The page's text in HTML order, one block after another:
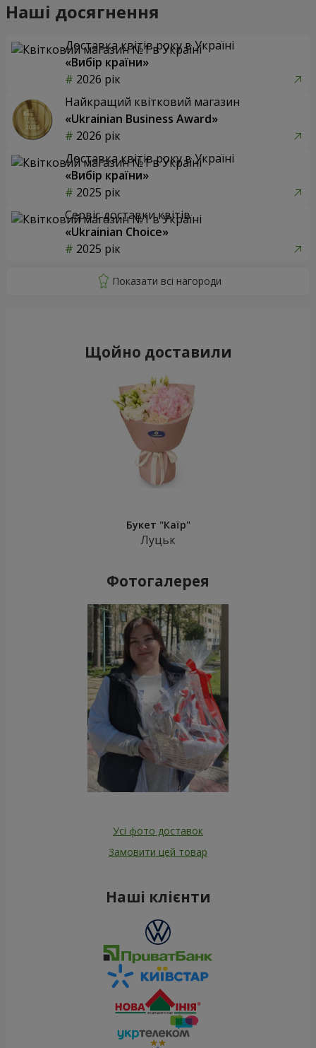
Наші досягнення
Доставка квітів року в Україні
«Вибір країни»
2026 рік
Найкращий квітковий магазин
«Ukrainian Business Award»
2026 рік
Доставка квітів року в Україні
«Вибір країни»
2025 рік
Сервіс доставки квітів
«Ukrainian Choice»
2025 рік
Щойно доставили
Букет "Каїр"
Луцьк
Фотогалерея
Усі фото доставок
Замовити цей товар
Наші клієнти